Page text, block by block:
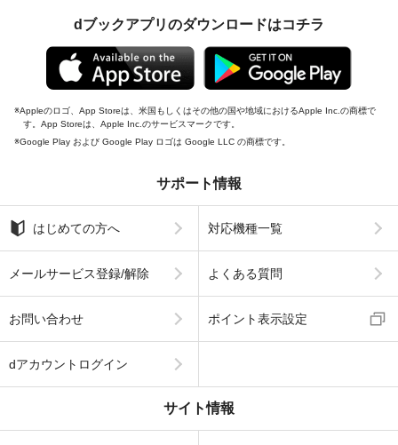
dブックアプリのダウンロードはコチラ
Appleのロゴ、App Storeは、米国もしくはその他の国や地域におけるApple Inc.の商標で
す。App Storeは、Apple Inc.のサービスマークです。
Google Play および Google Play ロゴは Google LLC の商標です。
サポート情報
はじめての方へ 対応機種一覧
メールサービス登録/解除 よくある質問
お問い合わせ ポイント表示設定
dアカウントログイン
サイト情報